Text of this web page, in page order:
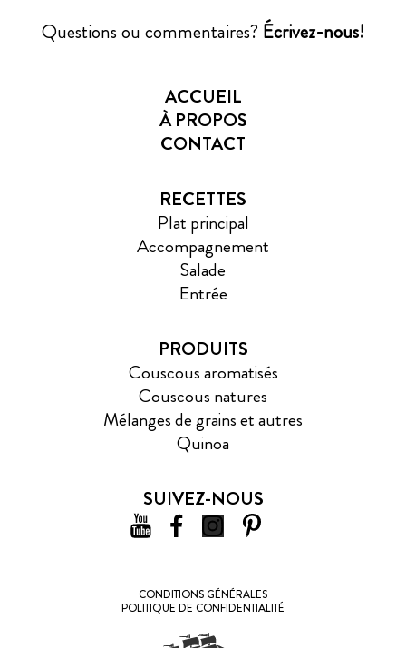
Questions ou commentaires? Écrivez-nous!
ACCUEIL
À PROPOS
CONTACT
RECETTES
Plat principal
Accompagnement
Salade
Entrée
PRODUITS
Couscous aromatisés
Couscous natures
Mélanges de grains et autres
Quinoa
SUIVEZ-NOUS
CONDITIONS GÉNÉRALES
POLITIQUE DE CONFIDENTIALITÉ